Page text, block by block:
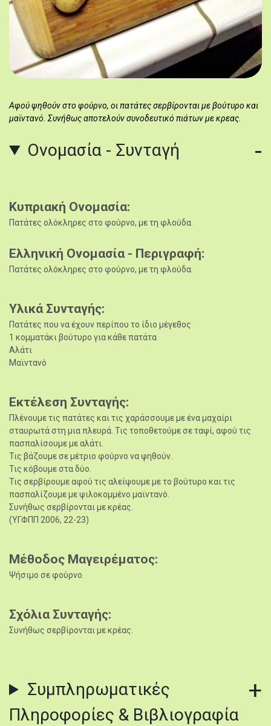
Αφού ψηθούν στο φούρνο, οι πατάτες σερβίρονται με βούτυρο και
μαϊντανό. Συνήθως αποτελούν συνοδευτικό πιάτων με κρεας.
Ονομασία - Συνταγή
Κυπριακή Ονομασία
Πατάτες ολόκληρες στο φούρνο, με τη φλούδα.
Ελληνική Ονομασία - Περιγραφή
Πατάτες ολόκληρες στο φούρνο, με τη φλούδα.
Υλικά Συνταγής
Πατάτες που να έχουν περίπου το ίδιο μέγεθος
1 κομματάκι βούτυρο για κάθε πατάτα
Aλάτι
Mαϊντανό
Εκτέλεση Συνταγής
Πλένουμε τις πατάτες και τις χαράσσουμε με ένα μαχαίρι
σταυρωτά στη μια πλευρά. Τις τοποθετούμε σε ταψί, αφού τις
πασπαλίσουμε με αλάτι.
Τις βάζουμε σε μέτριο φούρνο να ψηθούν.
Τις κόβουμε στα δύο.
Τις σερβίρουμε αφού τις αλείψουμε με το βούτυρο και τις
πασπαλίζουμε με ψιλοκομμένο μαϊντανό.
Συνήθως σερβίρονται με κρέας.
(ΥΓΦΠΠ 2006, 22-23)
Μέθοδος Μαγειρέματος
Ψήσιμο σε φούρνο.
Σχόλια Συνταγής
Συνήθως σερβίρονται με κρέας.
Συμπληρωματικές
Πληροφορίες & Βιβλιογραφία